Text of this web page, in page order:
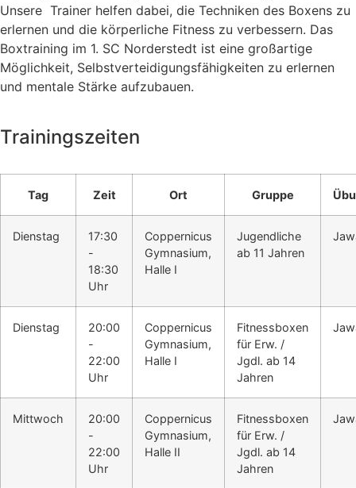
Unsere Trainer helfen dabei, die Techniken des Boxens zu
erlernen und die körperliche Fitness zu verbessern. Das
Boxtraining im 1. SC Norderstedt ist eine großartige
Möglichkeit, Selbstverteidigungsfähigkeiten zu erlernen
und mentale Stärke aufzubauen.
Trainingszeiten
Tag Zeit Ort Gruppe
Dienstag
17:30
-
18:30
Uhr
Coppernicus
Gymnasium,
Halle I
Jugendliche
ab 11 Jahren
Dienstag
20:00
-
22:00
Uhr
Coppernicus
Gymnasium,
Halle I
Fitnessboxen
für Erw. /
Jgdl. ab 14
Jahren
Mittwoch
20:00
-
22:00
Uhr
Coppernicus
Gymnasium,
Halle II
Fitnessboxen
für Erw. /
Jgdl. ab 14
Jahren